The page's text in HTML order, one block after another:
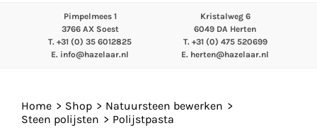
Pimpelmees 1
3766 AX Soest
T. +31 (0) 35 6012825
E. info@hazelaar.nl
Kristalweg 6
6049 DA Herten
T. +31 (0) 475 520699
E. herten@hazelaar.nl
Home Shop
Natuursteen bewerken
Steen polijsten
Polijstpasta